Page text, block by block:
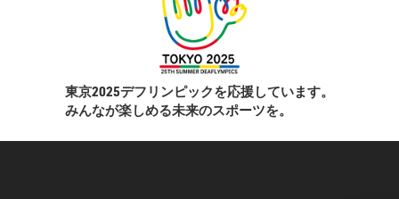
東京2025デフリンピックを応援しています。
みんなが楽しめる未来のスポーツを。